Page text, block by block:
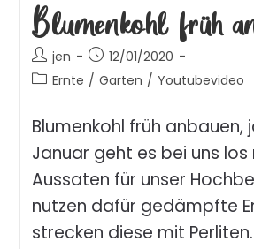
Blumenkohl früh
jen
12/01/2020
Ernte / Garten / Youtubevideo
Blumenkohl früh anbauen,
Januar geht es bei uns
Aussaten für unser
nutzen dafür gedämpfte
strecken diese mit